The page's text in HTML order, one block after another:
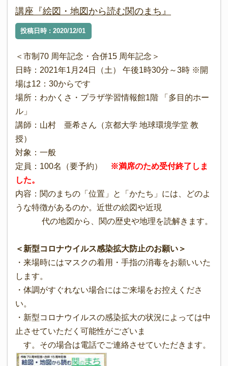
講座『絵図・地図から読む関のまち』
投稿日時 : 2020/12/01
＜市制70 周年記念・合併15 周年記念＞
日時：2021年1月24日（土） 午後1時30分～3時 ※開
場は12：30からです
場所：わかくさ・プラザ学習情報館1階 「多目的ホー
ル」
講師：山村 亜希さん（京都大学 地球環境学堂 教
授）
対象：一般
定員：100名（要予約）
※満席のため受付終了しま
した。
内容：関のまちの「位置」と「かたち」には、どのよ
うな特徴があるのか。近世の絵図や近現
代の地図から、関の歴史や地理を読解きます。
＜新型コロナウイルス感染拡大防止のお願い＞
・来場時にはマスクの着用・手指の消毒をお願いいた
します。
・体調がすぐれない場合にはご来場をお控えくださ
い。
・新型コロナウイルスの感染拡大の状況によっては中
止させていただく可能性がございま
す。その場合は電話でご連絡させていただきます。